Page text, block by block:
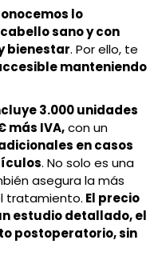
lo
sano y con
bienestar. Por ello, te
manteniendo
3.000 unidades
más IVA,con un
en casos
. No solo es una
asegura la más
tratamiento. El precio
estudio detallado, el
postoperatorio, sin